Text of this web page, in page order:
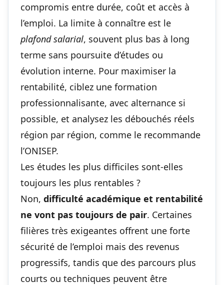
compromis entre durée, coût et accès à
l’emploi. La limite à connaître est le
plafond salarial, souvent plus bas à long
terme sans poursuite d’études ou
évolution interne. Pour maximiser la
rentabilité, ciblez une formation
professionnalisante, avec alternance si
possible, et analysez les débouchés réels
région par région, comme le recommande
l’ONISEP.
Les études les plus difficiles sont-elles
toujours les plus rentables ?
Non, difficulté académique et rentabilité
ne vont pas toujours de pair. Certaines
filières très exigeantes offrent une forte
sécurité de l’emploi mais des revenus
progressifs, tandis que des parcours plus
courts ou techniques peuvent être